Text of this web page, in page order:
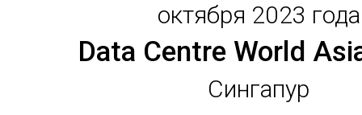
октября 2023 года
Data Centre World
Сингапур